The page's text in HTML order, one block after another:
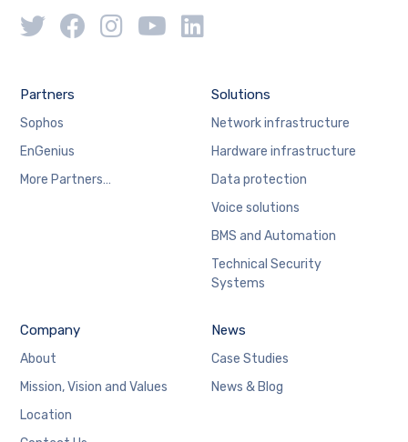
Partners
Sophos
EnGenius
More Partners…
Solutions
Network infrastructure
Hardware infrastructure
Data protection
Voice solutions
BMS and Automation
Technical Security
Systems
Company
About
Mission, Vision and Values
Location
News
Case Studies
News & Blog